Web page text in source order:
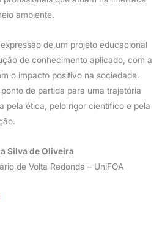
ambiente.
de um projeto educacional
de conhecimento aplicado, com a
o impacto positivo na sociedade.
de partida para uma trajetória
pela ética, pelo rigor científico e pela
Silva de Oliveira
de Volta Redonda – UniFOA